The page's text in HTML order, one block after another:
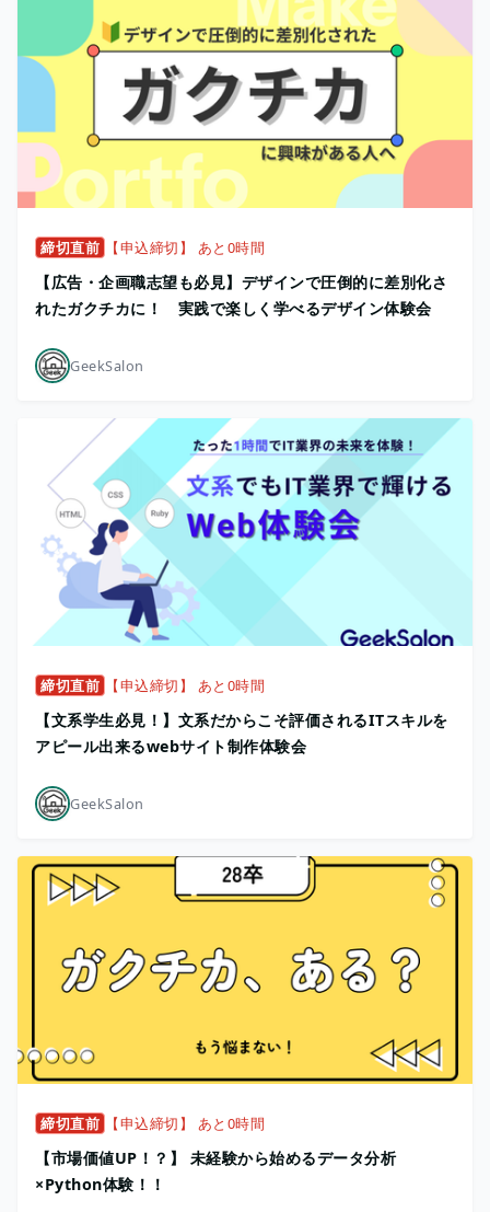
締切直前 【申込締切】 あと0時間
【広告・企画職志望も必見】デザインで圧倒的に差別化さ
れたガクチカに！ 実践で楽しく学べるデザイン体験会
GeekSalon
締切直前 【申込締切】 あと0時間
【文系学生必見！】文系だからこそ評価されるITスキルを
アピール出来るwebサイト制作体験会
GeekSalon
締切直前 【申込締切】 あと0時間
【市場価値UP！？】 未経験から始めるデータ分析
×Python体験！！